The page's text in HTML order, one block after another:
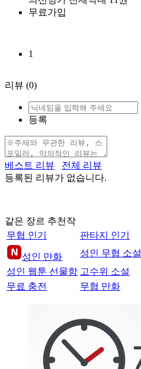
무료가입
1
리뷰 (0)
등록
베스트 리뷰
전체 리뷰
등록된 리뷰가 없습니다.
같은 장르 추천작
무협 인기
판타지 인기
성인 만화
성인 무협 소설
성인 웹툰 선물함 고수위 소설
무료 충전
무협 만화